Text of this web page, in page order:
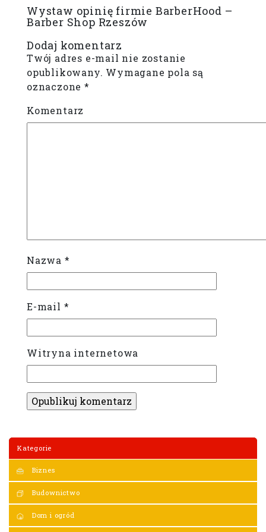
Kategorie
Biznes
Budownictwo
Dom i ogród
Wystaw opinię firmie BarberHood –
Barber Shop Rzeszów
Dodaj komentarz
Twój adres e-mail nie zostanie
opublikowany. Wymagane pola są
oznaczone*
Komentarz
Nazwa *
E-mail *
Witryna internetowa